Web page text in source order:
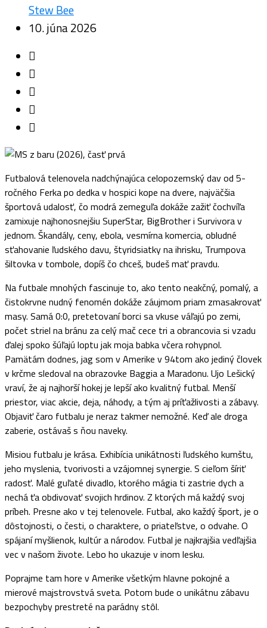
Stew Bee
10. júna 2026
Futbalová telenovela nadchýnajúca celopozemský dav od 5-
ročného Ferka po dedka v hospici kope na dvere, najväčšia
športová udalosť, čo modrá zemeguľa dokáže zažiť čochvíľa
zamixuje najhonosnejšiu SuperStar, BigBrother i Survivora v
jednom. Škandály, ceny, ebola, vesmírna komercia, obludné
sťahovanie ľudského davu, štyridsiatky na ihrisku, Trumpova
šiltovka v tombole, dopíš čo chceš, budeš mať pravdu.
Na futbale mnohých fascinuje to, ako tento neakčný, pomalý, a
čistokrvne nudný fenomén dokáže záujmom priam zmasakrovať
masy. Samá 0:0, pretetovaní borci sa vkuse váľajú po zemi,
počet striel na bránu za celý mač cece tri a obrancovia si vzadu
ďalej spoko šúľajú loptu jak moja babka včera rohypnol.
Pamätám dodnes, jag som v Amerike v 94tom ako jediný človek
v krčme sledoval na obrazovke Baggia a Maradonu. Ujo Lešický
vraví, že aj najhorší hokej je lepší ako kvalitný futbal. Menší
priestor, viac akcie, deja, náhody, a tým aj príťažlivosti a zábavy.
Objaviť čaro futbalu je neraz takmer nemožné. Keď ale droga
zaberie, ostávaš s ňou naveky.
Misiou futbalu je krása. Exhibícia unikátnosti ľudského kumštu,
jeho myslenia, tvorivosti a vzájomnej synergie. S cieľom šíriť
radosť. Malé guľaté divadlo, ktorého mágia ti zastrie dych a
nechá ťa obdivovať svojich hrdinov. Z ktorých má každý svoj
príbeh. Presne ako v tej telenovele. Futbal, ako každý šport, je o
dôstojnosti, o česti, o charaktere, o priateľstve, o odvahe. O
spájaní myšlienok, kultúr a národov. Futbal je najkrajšia vedľajšia
vec v našom živote. Lebo ho ukazuje v inom lesku.
Poprajme tam hore v Amerike všetkým hlavne pokojné a
mierové majstrovstvá sveta. Potom bude o unikátnu zábavu
bezpochyby prestreté na parádny stôl.